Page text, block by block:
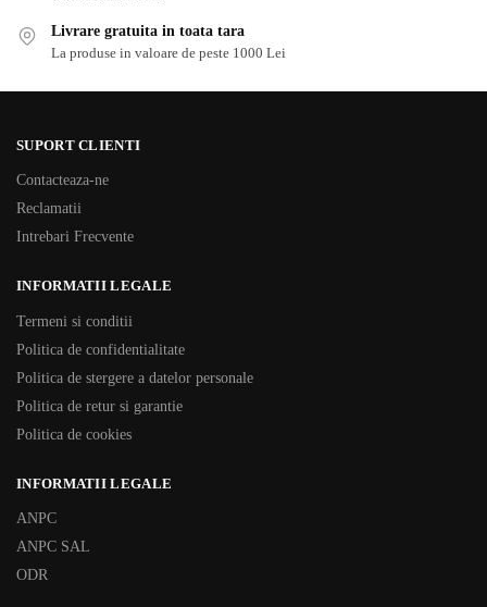
Livrare gratuita in toata tara
La produse in valoare de peste 1000 Lei
SUPORT CLIENTI
Contacteaza-ne
Reclamatii
Intrebari Frecvente
INFORMATII LEGALE
Termeni si conditii
Politica de confidentialitate
Politica de stergere a datelor personale
Politica de retur si garantie
Politica de cookies
INFORMATII LEGALE
ANPC
ANPC SAL
ODR